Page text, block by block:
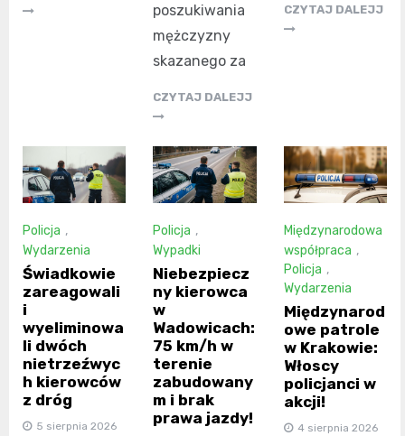
poszukiwania
mężczyzny
skazanego za
CZYTAJ DALEJJ
CZYTAJ DALEJJ
Policja ,
Wydarzenia
Świadkowie
zareagowali
i
wyeliminowa
li dwóch
nietrzeźwyc
h kierowców
z dróg
5 sierpnia 2026
Policja ,
Wypadki
Niebezpiecz
ny kierowca
w
Wadowicach:
75 km/h w
terenie
zabudowany
m i brak
prawa jazdy!
Międzynarodowa
współpraca ,
Policja ,
Wydarzenia
Międzynarod
owe patrole
w Krakowie:
Włoscy
policjanci w
akcji!
4 sierpnia 2026